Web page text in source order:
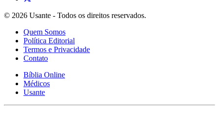
© 2026 Usante - Todos os direitos reservados.
Quem Somos
Política Editorial
Termos e Privacidade
Contato
Bíblia Online
Médicos
Usante